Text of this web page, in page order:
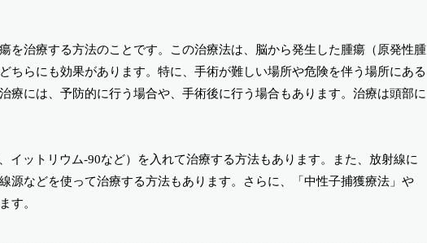
を治療する方法のことです。この治療法は、脳から発生した腫瘍（原発性腫
ちらにも効果があります。特に、手術が難しい場所や危険を伴う場所にある
療には、予防的に行う場合や、手術後に行う場合もあります。治療は頭部に
ットリウム-90など）を入れて治療する方法もあります。また、放射線に
源などを使って治療する方法もあります。さらに、「中性子捕獲療法」や
す。